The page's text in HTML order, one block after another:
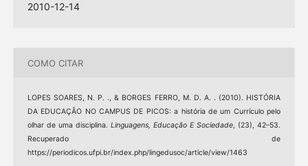
2010-12-14
COMO CITAR
LOPES SOARES, N. P. ., & BORGES FERRO, M. D. A. . (2010). HISTÓRIA
DA EDUCAÇÃO NO CAMPUS DE PICOS: a história de um Currículo pelo
olhar de uma disciplina. Linguagens, Educação E Sociedade, (23), 42–53.
Recuperado de
https://periodicos.ufpi.br/index.php/lingedusoc/article/view/1463